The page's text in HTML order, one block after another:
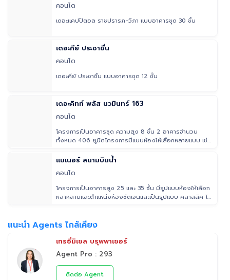
#เดอะรีมาร์คเอเบิ้ลศูนย์วิจัย2 #คอนโดใกล้ศูนย์วิจัย #ศูนย์วิจัย2 #คอนโดใกล้
#BangkokHospital #CondoforSale #ขายคอนโด #คอนโดใกล้อาร์ซีเอ
คอนโด
เดอะแคปปิตอล ราชปรารภ-วิภา แบบอาคารชุด 30 ชั้น
เดอะคีย์ ประชาชื่น
คอนโด
เดอะคีย์ ประชาชื่น แบบอาคารชุด 12 ชั้น
เดอะคิทท์ พลัส นวมินทร์ 163
คอนโด
โครงการเป็นอาคารชุด ความสูง 8 ชั้น 2 อาคารจำนวน
ทั้งหมด 406 ยูนิตโครงการมีแบบห้องให้เลือกหลายแบบ เช่น
แมเนอร์ สนามบินน้ำ
คอนโด
โครงการเป็นอาคารสูง 25 และ 35 ชั้น มีรูปแบบห้องให้เลือก
หลาหลายและตำแหน่งห้องชัดเจนและเป็นรูปแบบ คลาสสิค โค
แนะนำ Agents ไกล้เคียง
เทรซี่มิเชล บรุพพาเชอร์
Agent Pro : 293
ติดต่อ Agent